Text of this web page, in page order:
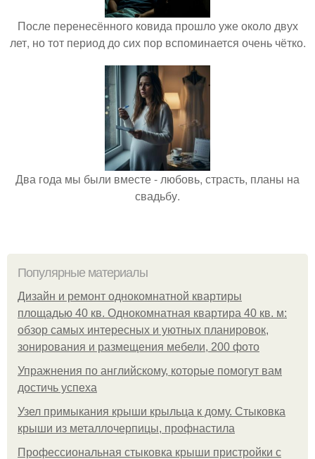
После перенесённого ковида прошло уже около двух
лет, но тот период до сих пор вспоминается очень чётко.
Два года мы были вместе - любовь, страсть, планы на
свадьбу.
Популярные материалы
Дизайн и ремонт однокомнатной квартиры
площадью 40 кв. Однокомнатная квартира 40 кв. м:
обзор самых интересных и уютных планировок,
зонирования и размещения мебели, 200 фото
Упражнения по английскому, которые помогут вам
достичь успеха
Узел примыкания крыши крыльца к дому. Стыковка
крыши из металлочерпицы, профнастила
Профессиональная стыковка крыши пристройки с